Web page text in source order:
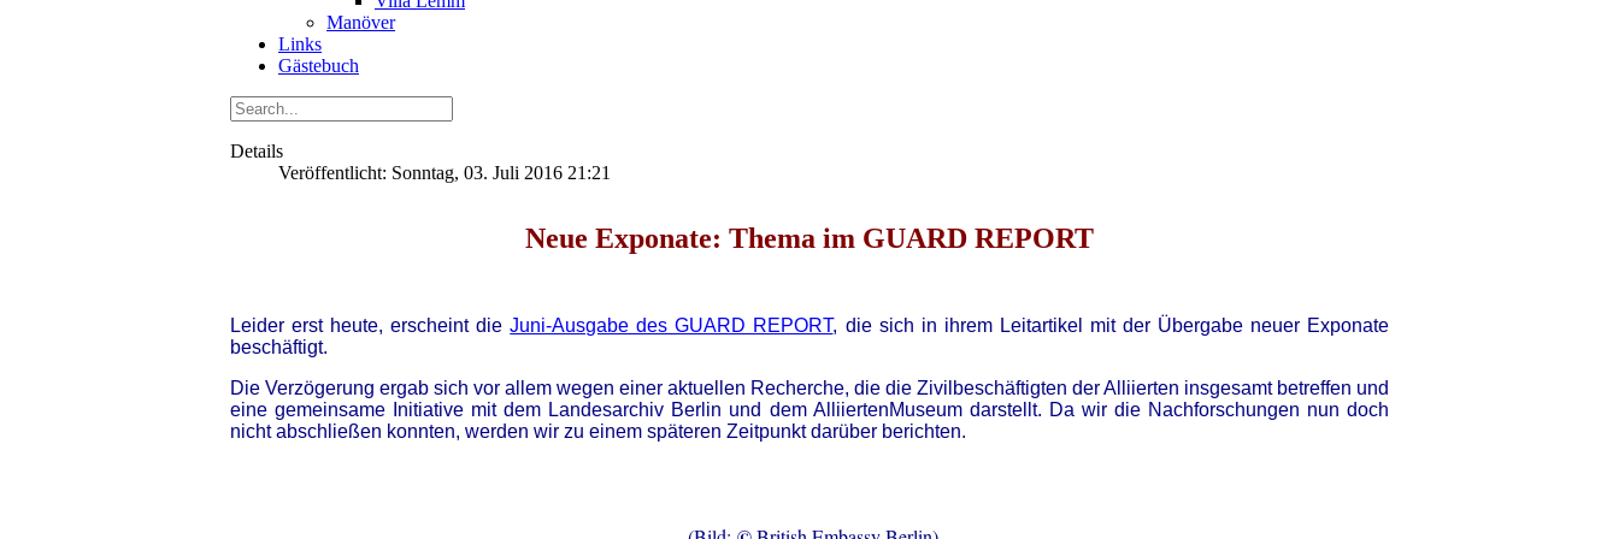
Manöver
Links
Gästebuch
Details
Veröffentlicht: Sonntag, 03. Juli 2016 21:21
Neue Exponate: Thema im GUARD REPORT
Leider erst heute, erscheint dieJuni-Ausgabe des GUARD REPORT, die sich in ihrem Leitartikel mit der Übergabe neuer Exponate
beschäftigt.
Die Verzögerung ergab sich vor allem wegen einer aktuellen Recherche, die die Zivilbeschäftigten der Alliierten insgesamt betreffen und
eine gemeinsame Initiative mit dem Landesarchiv Berlin und dem AlliiertenMuseum darstellt. Da wir die Nachforschungen nun doch
nicht abschließen konnten, werden wir zu einem späteren Zeitpunkt darüber berichten.